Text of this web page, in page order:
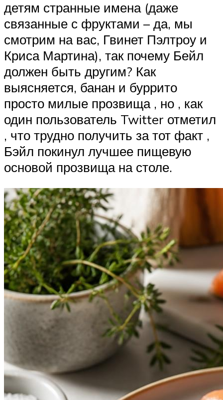
детям странные имена (даже
связанные с фруктами – да, мы
смотрим на вас, Гвинет Пэлтроу и
Криса Мартина), так почему Бейл
должен быть другим? Как
выясняется, банан и буррито
просто милые прозвища , но , как
один пользователь Twitter отметил
, что трудно получить за тот факт ,
Бэйл покинул лучшее пищевую
основой прозвища на столе.